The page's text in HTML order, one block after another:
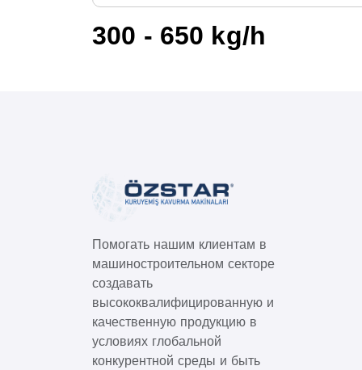
300 - 650 kg/h
Помогать нашим клиентам в
машиностроительном секторе
создавать
высококвалифицированную и
качественную продукцию в
условиях глобальной
конкурентной среды и быть